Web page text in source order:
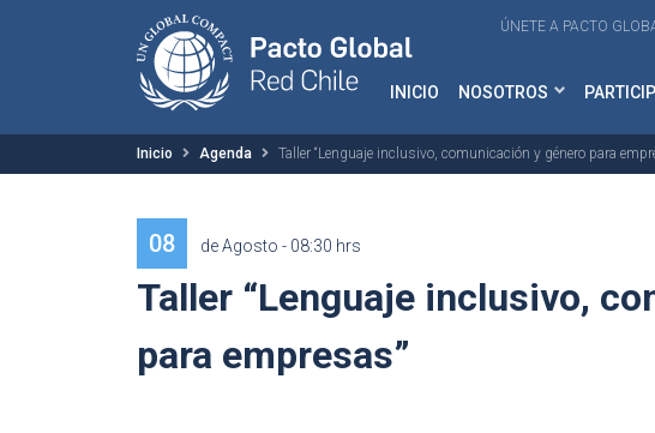
ÚNETE A PACTO
INICIO NOSOTROS
Inicio Agenda Taller “Lenguaje inclusivo, comunicación y género para
08 de Agosto - 08:30 hrs
Taller “Lenguaje inclusivo,
para empresas”